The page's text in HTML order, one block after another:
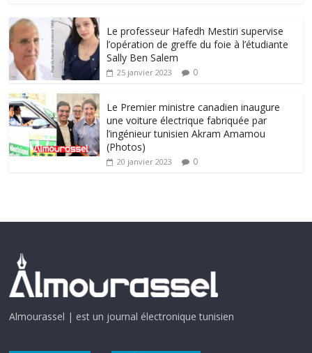
Le professeur Hafedh Mestiri supervise
l’opération de greffe du foie à l’étudiante
Sally Ben Salem
25 janvier 2023 0
Le Premier ministre canadien inaugure
une voiture électrique fabriquée par
l’ingénieur tunisien Akram Amamou
(Photos)
20 janvier 2023 0
Almourassel | est un journal électronique tunisien